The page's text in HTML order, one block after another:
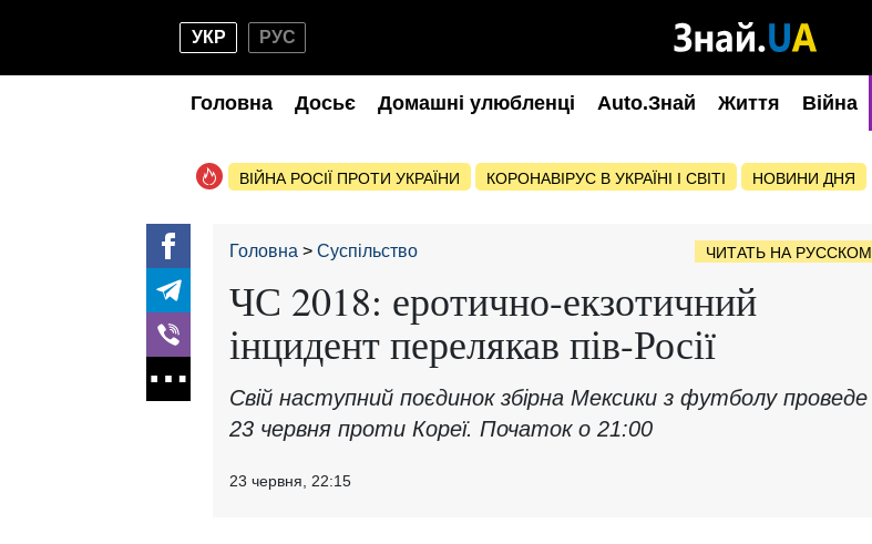
УКР РУС
Головна Досьє Домашні улюбленці Auto.Знай Життя Війна
ВІЙНА РОСІЇ ПРОТИ УКРАЇНИ КОРОНАВІРУС В УКРАЇНІ І СВІТІ НОВИНИ ДНЯ
Головна Суспільство ЧИТАТЬ НА РУССКОМ
ЧС 2018: еротично-екзотичний
інцидент перелякав пів-Росії
Свій наступний поєдинок збірна Мексики з футболу проведе
23 червня проти Кореї. Початок о 21:00
23 червня, 22:15